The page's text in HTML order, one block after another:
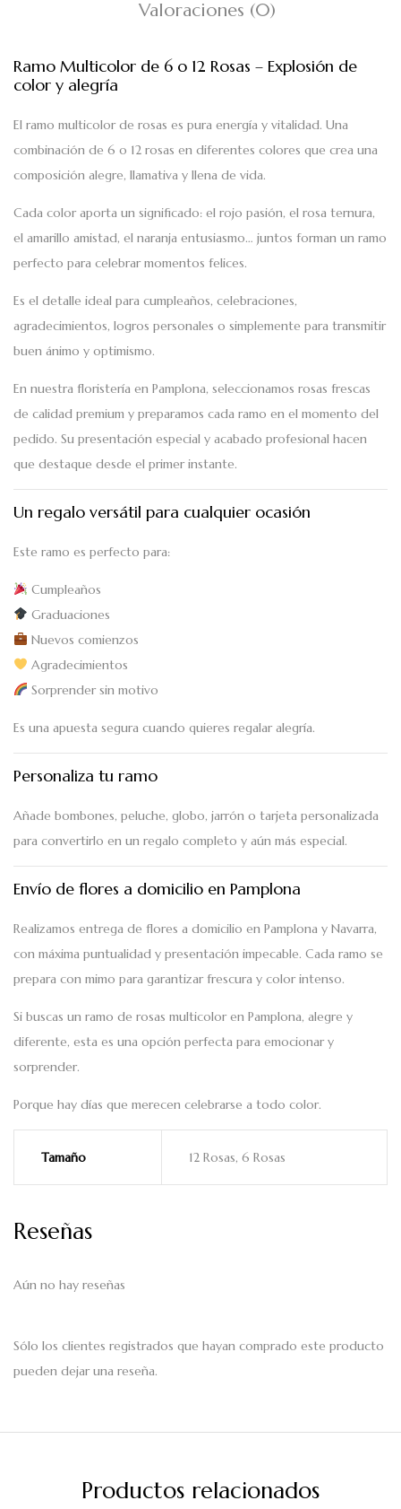
Valoraciones (0)
Ramo Multicolor de 6 o 12 Rosas – Explosión de
color y alegría
El ramo multicolor de rosas es pura energía y vitalidad. Una
combinación de 6 o 12 rosas en diferentes colores que crea una
composición alegre, llamativa y llena de vida.
Cada color aporta un significado: el rojo pasión, el rosa ternura,
el amarillo amistad, el naranja entusiasmo… juntos forman un ramo
perfecto para celebrar momentos felices.
Es el detalle ideal para cumpleaños, celebraciones,
agradecimientos, logros personales o simplemente para transmitir
buen ánimo y optimismo.
En nuestra floristería en Pamplona, seleccionamos rosas frescas
de calidad premium y preparamos cada ramo en el momento del
pedido. Su presentación especial y acabado profesional hacen
que destaque desde el primer instante.
Un regalo versátil para cualquier ocasión
Este ramo es perfecto para:
Cumpleaños
Graduaciones
Nuevos comienzos
Agradecimientos
Sorprender sin motivo
Es una apuesta segura cuando quieres regalar alegría.
Personaliza tu ramo
Añade bombones, peluche, globo, jarrón o tarjeta personalizada
para convertirlo en un regalo completo y aún más especial.
Envío de flores a domicilio en Pamplona
Realizamos entrega de flores a domicilio en Pamplona y Navarra,
con máxima puntualidad y presentación impecable. Cada ramo se
prepara con mimo para garantizar frescura y color intenso.
Si buscas un ramo de rosas multicolor en Pamplona, alegre y
diferente, esta es una opción perfecta para emocionar y
sorprender.
Porque hay días que merecen celebrarse a todo color.
Tamaño 12 Rosas, 6 Rosas
Reseñas
Aún no hay reseñas
Sólo los clientes registrados que hayan comprado este producto
pueden dejar una reseña.
Productos relacionados